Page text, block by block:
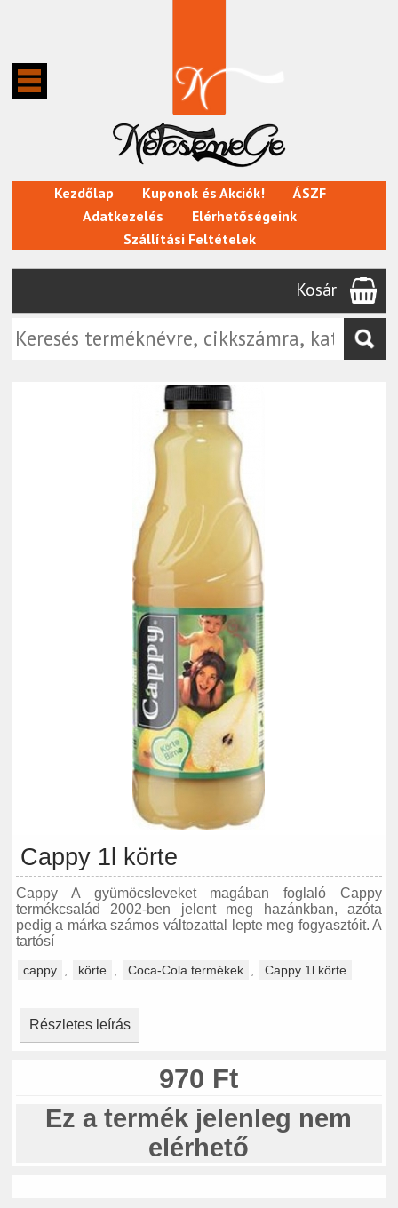
Kezdőlap Kuponok és Akciók!
ÁSZF
Adatkezelés
Elérhetőségeink
Szállítási Feltételek
Kosár
Cappy 1l körte
Cappy A gyümöcsleveket magában foglaló Cappy
termékcsalád 2002-ben jelent meg hazánkban, azóta
pedig a márka számos változattal lepte meg fogyasztóit. A
tartósí
cappy körte Coca-Cola termékek Cappy 1l körte
Részletes leírás
970 Ft
Ez a termék jelenleg nem
elérhető